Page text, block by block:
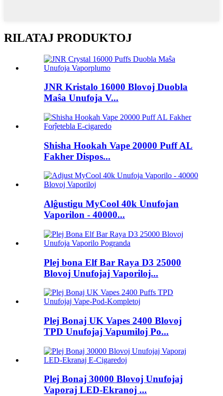
RILATAJ PRODUKTOJ
JNR Kristalo 16000 Blovoj Duobla
Maŝa Unufoja V...
Shisha Hookah Vape 20000 Puff AL
Fakher Dispos...
Alĝustigu MyCool 40k Unufojan
Vaporilon - 40000...
Plej bona Elf Bar Raya D3 25000
Blovoj Unufojaj Vaporiloj...
Plej Bonaj UK Vapes 2400 Blovoj
TPD Unufojaj Vapumiloj Po...
Plej Bonaj 30000 Blovoj Unufojaj
Vaporaj LED-Ekranoj ...